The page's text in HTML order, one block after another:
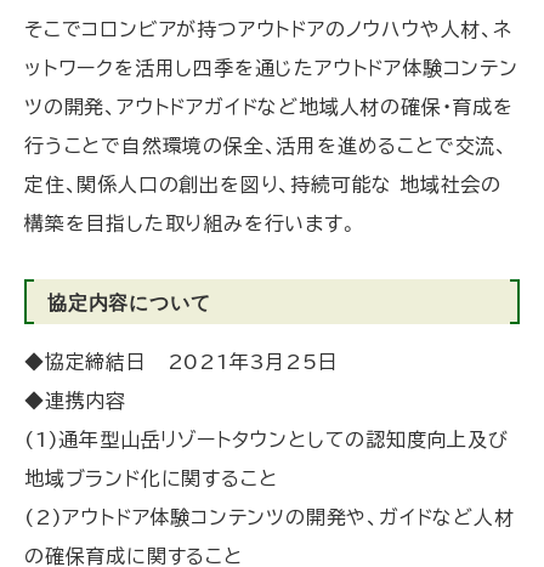
そこでコロンビアが持つアウトドアのノウハウや人材、ネ
ットワークを活用し四季を通じたアウトドア体験コンテン
ツの開発、アウトドアガイドなど地域人材の確保・育成を
行うことで自然環境の保全、活用を進めることで交流、
定住、関係人口の創出を図り、持続可能な 地域社会の
構築を目指した取り組みを行います。
協定内容について
◆協定締結日 2021年3月25日
◆連携内容
(1)通年型山岳リゾートタウンとしての認知度向上及び
地域ブランド化に関すること
(2)アウトドア体験コンテンツの開発や、ガイドなど人材
の確保育成に関すること